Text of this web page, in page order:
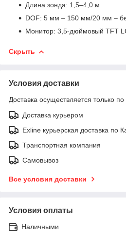
Длина зонда: 1,5–4,0 м
DOF: 5 мм – 150 мм/20 мм –
Монитор: 3,5-дюймовый TFT
Скрыть
Условия доставки
Доставка осуществляется только по
Доставка курьером
Exline курьерская доставка по
Транспортная компания
Самовывоз
Все условия доставки
Условия оплаты
Наличными